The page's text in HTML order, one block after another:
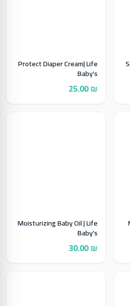
Protect Diaper Cream| Life
Baby's
₪ 25.00
Moisturizing Baby Oil | Life
Baby's
₪ 30.00